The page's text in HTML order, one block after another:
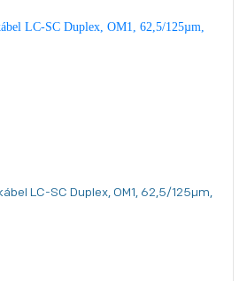
LC-SC Duplex, OM1, 62,5/125µm,